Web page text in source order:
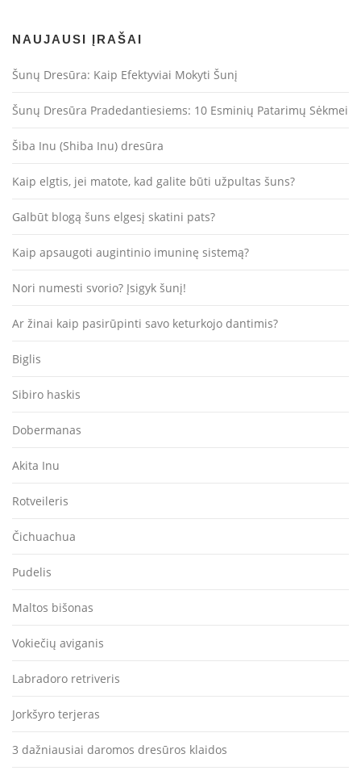
a
r
į
a
ų
NAUJAUSI ĮRAŠAI
Šunų Dresūra: Kaip Efektyviai Mokyti Šunį
Šunų Dresūra Pradedantiesiems: 10 Esminių Patarimų Sėkmei
Šiba Inu (Shiba Inu) dresūra
Kaip elgtis, jei matote, kad galite būti užpultas šuns?
Galbūt blogą šuns elgesį skatini pats?
Kaip apsaugoti augintinio imuninę sistemą?
Nori numesti svorio? Įsigyk šunį!
Ar žinai kaip pasirūpinti savo keturkojo dantimis?
Biglis
Sibiro haskis
Dobermanas
Akita Inu
Rotveileris
Čichuachua
Pudelis
Maltos bišonas
Vokiečių aviganis
Labradoro retriveris
Jorkšyro terjeras
3 dažniausiai daromos dresūros klaidos